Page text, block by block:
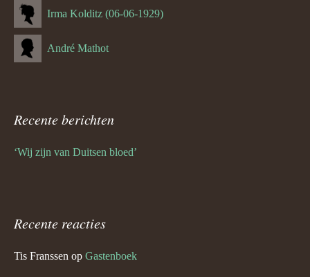
Irma Kolditz (06-06-1929)
André Mathot
Recente berichten
‘Wij zijn van Duitsen bloed’
Recente reacties
Tis Franssen op Gastenboek